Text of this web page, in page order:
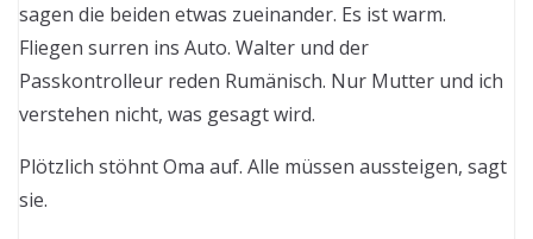
sagen die beiden etwas zueinander. Es ist warm.
Fliegen surren ins Auto. Walter und der
Passkontrolleur reden Rumänisch. Nur Mutter und ich
verstehen nicht, was gesagt wird.
Plötzlich stöhnt Oma auf. Alle müssen aussteigen, sagt
sie.